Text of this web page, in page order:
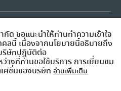
ด ขอแนะนำให้ท่านทำความเข้าใจ
ลนี้ เนื่องจากนโยบายนี้อธิบายถึง
ริษัทปฎิบัติต่อ
างที่ท่านขอใช้บริการ การเยี่ยมชม
คชั่นของบริษัท อ่านเพิ่มเติม